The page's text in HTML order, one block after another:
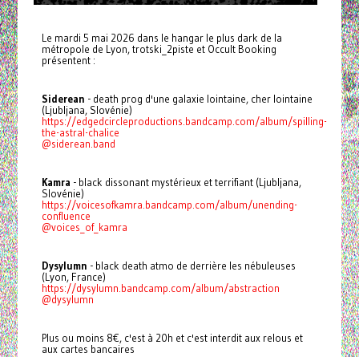
Le mardi 5 mai 2026 dans le hangar le plus dark de la
métropole de Lyon, trotski_2piste et Occult Booking
présentent :
Siderean - death prog d'une galaxie lointaine, cher lointaine
(Ljubljana, Slovénie)
https://edgedcircleproductions.bandcamp.com/album/spilling-
the-astral-chalice
@siderean.band
Kamra - black dissonant mystérieux et terrifiant (Ljubljana,
Slovénie)
https://voicesofkamra.bandcamp.com/album/unending-
confluence
@voices_of_kamra
Dysylumn - black death atmo de derrière les nébuleuses
(Lyon, France)
https://dysylumn.bandcamp.com/album/abstraction
@dysylumn
Plus ou moins 8€, c'est à 20h et c'est interdit aux relous et
aux cartes bancaires